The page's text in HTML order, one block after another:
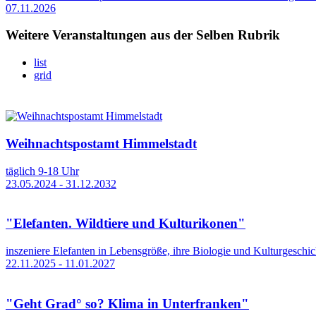
07.11.2026
Weitere Veranstaltungen aus der Selben Rubrik
list
grid
Weihnachtspostamt Himmelstadt
täglich 9-18 Uhr
23.05.2024 - 31.12.2032
"Elefanten. Wildtiere und Kulturikonen"
inszeniere Elefanten in Lebensgröße, ihre Biologie und
22.11.2025 - 11.01.2027
"Geht Grad° so? Klima in Unterfranken"